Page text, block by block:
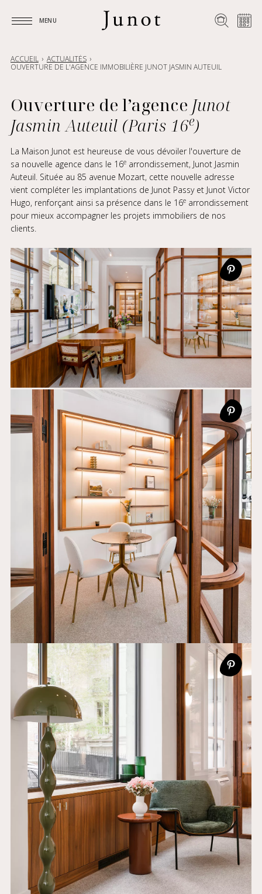
MENU
ACCUEIL
ACTUALITÉS
OUVERTURE DE L'AGENCE IMMOBILIÈRE JUNOT JASMIN AUTEUIL
Ouverture de l’agence Junot
Jasmin Auteuil (Paris 16e)
La Maison Junot est heureuse de vous dévoiler l'ouverture de
sa nouvelle agence dans le 16earrondissement, Junot Jasmin
Auteuil. Située au 85 avenue Mozart, cette nouvelle adresse
vient compléter les implantations de Junot Passy et Junot Victor
Hugo, renforçant ainsi sa présence dans le 16earrondissement
pour mieux accompagner les projets immobiliers de nos
clients.